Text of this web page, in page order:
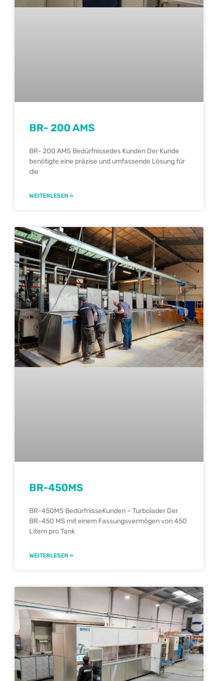
BR- 200 AMS
BR- 200 AMS Bedürfnissedes Kunden Der Kunde
benötigte eine präzise und umfassende Lösung für
die
WEITERLESEN »
BR-450MS
BR-450MS BedürfnisseKunden – Turbolader Der
BR-450 MS mit einem Fassungsvermögen von 450
Litern pro Tank
WEITERLESEN »